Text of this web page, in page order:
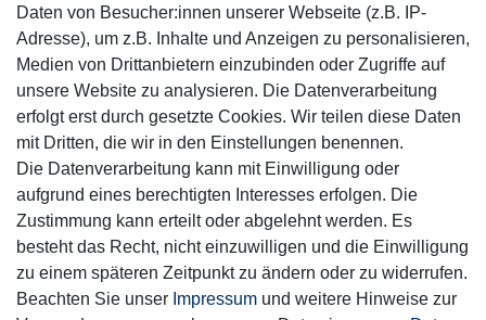
Mitglied
Motor-Fit
© Copyright 2026 | Alle Rechte vorbehalten.
Daten von Besucher:innen unserer Webseite (z.B. IP-
Adresse), um z.B. Inhalte und Anzeigen zu personalisieren,
Medien von Drittanbietern einzubinden oder Zugriffe auf
unsere Website zu analysieren. Die Datenverarbeitung
erfolgt erst durch gesetzte Cookies. Wir teilen diese Daten
mit Dritten, die wir in den Einstellungen benennen.
Die Datenverarbeitung kann mit Einwilligung oder
aufgrund eines berechtigten Interesses erfolgen. Die
Zustimmung kann erteilt oder abgelehnt werden. Es
besteht das Recht, nicht einzuwilligen und die Einwilligung
zu einem späteren Zeitpunkt zu ändern oder zu widerrufen.
Beachten Sie unser Impressum und weitere Hinweise zur